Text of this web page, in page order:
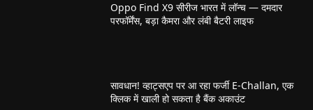
Oppo Find X9 सीरीज भारत में लॉन्च — दमदार
परफॉर्मेंस, बड़ा कैमरा और लंबी बैटरी लाइफ
सावधान! व्हाट्सएप पर आ रहा फर्जी E-Challan, एक
क्लिक में खाली हो सकता है बैंक अकाउंट